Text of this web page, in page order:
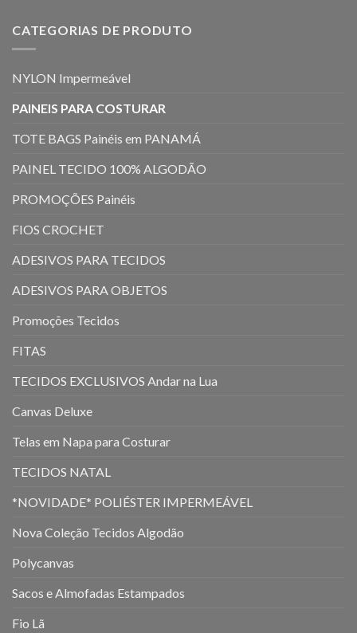
CATEGORIAS DE PRODUTO
NYLON Impermeável
PAINEIS PARA COSTURAR
TOTE BAGS Painéis em PANAMÁ
PAINEL TECIDO 100% ALGODÃO
PROMOÇÕES Painéis
FIOS CROCHET
ADESIVOS PARA TECIDOS
ADESIVOS PARA OBJETOS
Promoções Tecidos
FITAS
TECIDOS EXCLUSIVOS Andar na Lua
Canvas Deluxe
Telas em Napa para Costurar
TECIDOS NATAL
*NOVIDADE* POLIÉSTER IMPERMEÁVEL
Nova Coleção Tecidos Algodão
Polycanvas
Sacos e Almofadas Estampados
Fio Lã